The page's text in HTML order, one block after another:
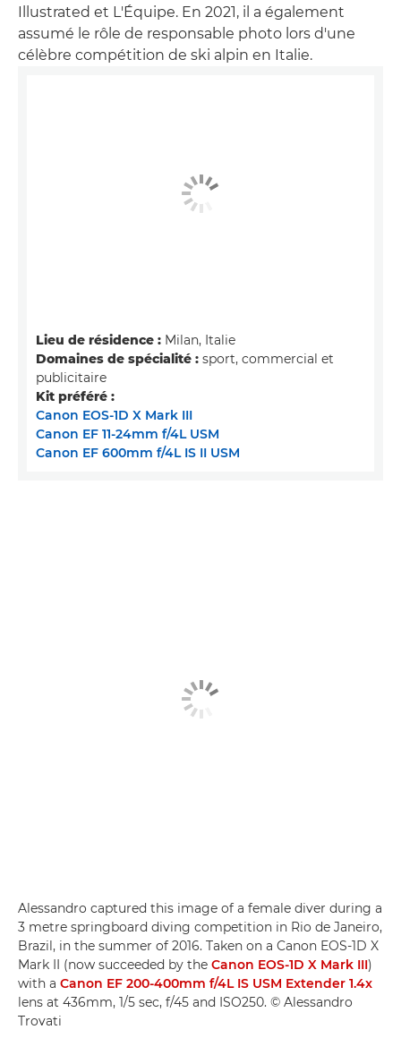
Illustrated et L'Équipe. En 2021, il a également
assumé le rôle de responsable photo lors d'une
célèbre compétition de ski alpin en Italie.
Lieu de résidence : Milan, Italie
Domaines de spécialité : sport, commercial et
publicitaire
Kit préféré :
Canon EOS-1D X Mark III
Canon EF 11-24mm f/4L USM
Canon EF 600mm f/4L IS II USM
Alessandro captured this image of a female diver during a
3 metre springboard diving competition in Rio de Janeiro,
Brazil, in the summer of 2016. Taken on a Canon EOS-1D X
Mark II (now succeeded by the Canon EOS-1D X Mark III)
with a Canon EF 200-400mm f/4L IS USM Extender 1.4x
lens at 436mm, 1/5 sec, f/45 and ISO250. © Alessandro
Trovati